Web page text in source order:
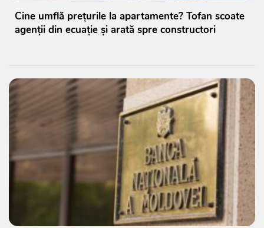
Cine umflă prețurile la apartamente? Tofan scoate
agenții din ecuație și arată spre constructori